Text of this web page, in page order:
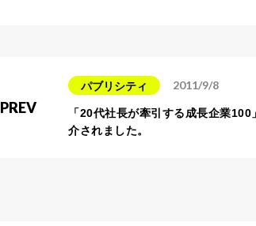
PREV
パブリシティ 2011/9/8
「20代社長が牽引する成長企業100
介されました。